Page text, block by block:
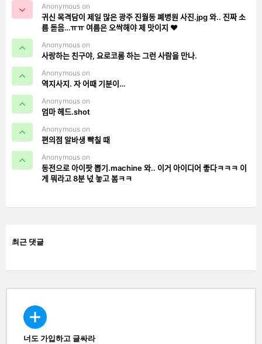
Anonymous on
귀신 목격담이 제일 많은 광주 진월동 폐병원 사진.jpg 와.. 진짜 소
름 돋음…ㅠㅠ 여름은 오싹해야 제 맛이지 ❤️
Anonymous on
사랑하는 친구야, 요로코롬 하는 그런 사람을 만나.
Anonymous on
역지사지. 자 어때 기분이…
Anonymous on
엄마 헤드.shot
Anonymous on
편의점 알바생 빡칠 때
Anonymous on
동전으로 아이팟 뽑기.machine 와.. 이거 아이디어 좋다ㅋㅋㅋ 이
게 뭐라고 8분 넋 놓고 봄ㅋㅋ
최근 댓글
CREATE
너도 가입하고 글싸라